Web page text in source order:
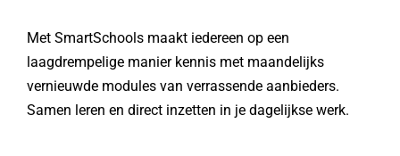
Met SmartSchools maakt iedereen op een
laagdrempelige manier kennis met maandelijks
vernieuwde modules van verrassende aanbieders.
Samen leren en direct inzetten in je dagelijkse werk.